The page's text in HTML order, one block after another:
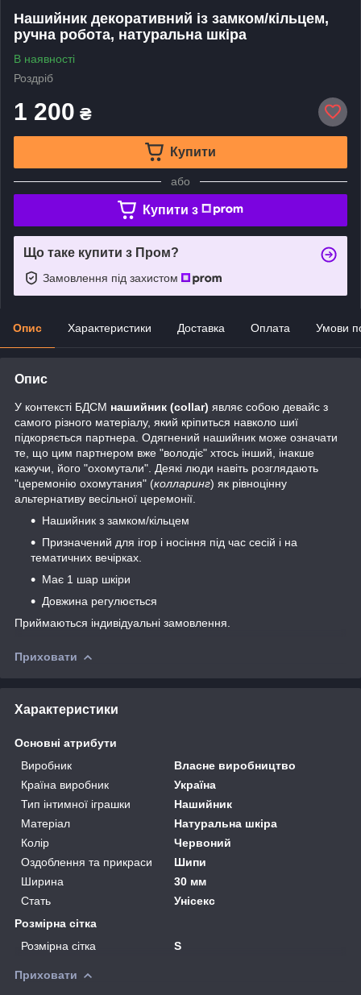
Нашийник декоративний із замком/кільцем,
ручна робота, натуральна шкіра
В наявності
Роздріб
1 200 ₴
Купити
або
Купити з
Що таке купити з Пром?
Замовлення під захистом
Опис Характеристики Доставка Оплата Умови
Опис
У контексті БДСМ нашийник (collar) являє собою девайс з
самого різного матеріалу, який кріпиться навколо шиї
підкоряється партнера. Одягнений нашийник може означати
те, що цим партнером вже "володіє" хтось інший, інакше
кажучи, його "охомутали". Деякі люди навіть розглядають
"церемонію охомутания" (колларинг) як рівноцінну
альтернативу весільної церемонії.
Нашийник з замком/кільцем
Призначений для ігор і носіння під час сесій і на
тематичних вечірках.
Має 1 шар шкіри
Довжина регулюється
Приймаються індивідуальні замовлення.
Приховати
Характеристики
Основні атрибути
Виробник
Власне виробництво
Країна виробник
Україна
Тип інтимної іграшки
Нашийник
Матеріал
Натуральна шкіра
Колір
Червоний
Оздоблення та прикраси
Шипи
Ширина
30 мм
Стать
Унісекс
Розмірна сітка
Розмірна сітка
S
Приховати